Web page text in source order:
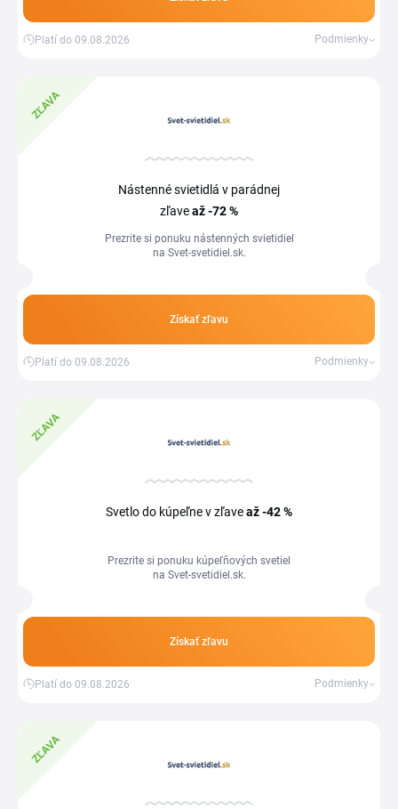
Platí do 09.08.2026 Podmienky
ZĽAVA
Nástenné svietidlá v parádnej
zľaveaž -72 %
Prezrite si ponuku nástenných svietidiel
na Svet-svetidiel.sk.
Získať zľavu
Platí do 09.08.2026 Podmienky
ZĽAVA
Svetlo do kúpeľne v zľaveaž -42 %
Prezrite si ponuku kúpeľňových svetiel
na Svet-svetidiel.sk.
Získať zľavu
Platí do 09.08.2026 Podmienky
ZĽAVA